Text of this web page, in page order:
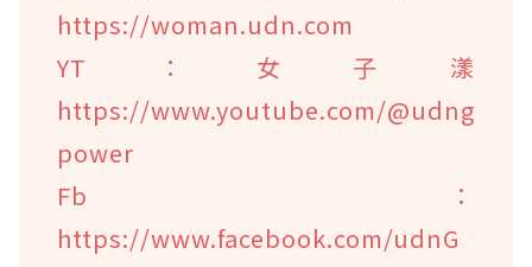
https://woman.udn.com
YT：女子漾
https://www.youtube.com/@udng
power
Fb：
https://www.facebook.com/udnG